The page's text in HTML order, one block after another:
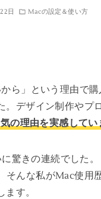
日 Macの設定＆使い方
ら」という理由で購
デザイン制作やプ
の理由を実感してい
きの連続でした
んな私がMac使用
す。